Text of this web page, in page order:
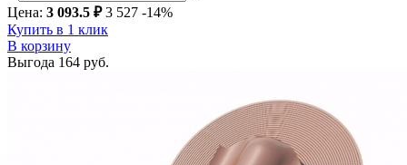
Цена: 3 093.5 ₽ 3 527 -14%
Купить в 1 клик
В корзину
Выгода 164 руб.